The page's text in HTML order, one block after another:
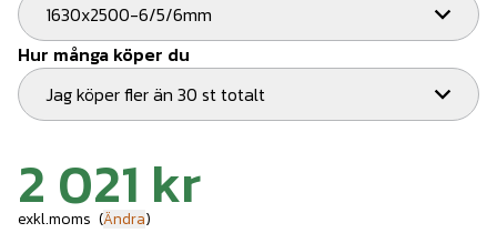
1630x2500-6/5/6mm
Hur många köper du
Jag köper fler än 30 st totalt
2 021 kr
exkl.moms (Ändra)